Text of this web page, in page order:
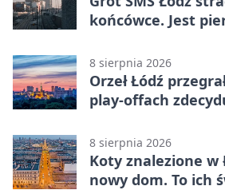
końcówce. Jest
8 sierpnia 2026
Orzeł Łódź
play-offach
8 sierpnia 2026
Koty znalezione w
nowy dom. To ich